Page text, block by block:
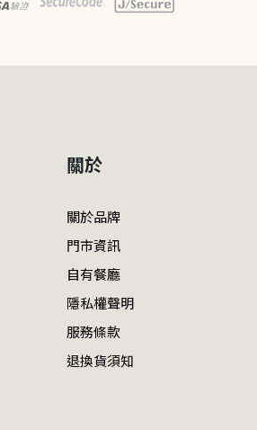
關於
關於品牌
門市資訊
自有餐廳
隱私權聲明
服務條款
退換貨須知